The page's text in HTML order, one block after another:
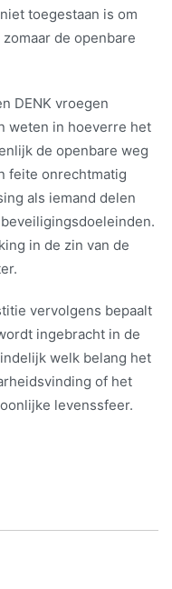
toegestaan is om
de openbare
DENK vroegen
weten in hoeverre het
de openbare weg
feite onrechtmatig
als iemand delen
in de zin van de
vervolgens bepaalt
ingebracht in de
welk belang het
of het
levenssfeer.